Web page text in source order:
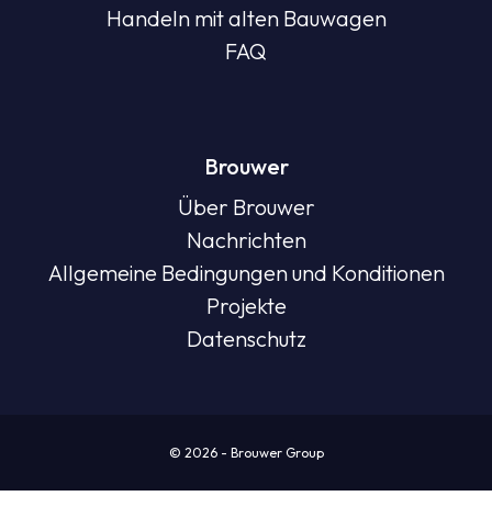
Handeln mit alten Bauwagen
FAQ
Brouwer
Über Brouwer
Nachrichten
Allgemeine Bedingungen und Konditionen
Projekte
Datenschutz
© 2026 - Brouwer Group